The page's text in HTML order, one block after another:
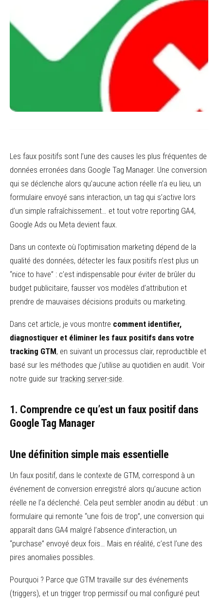
Les faux positifs sont l’une des causes les plus fréquentes de
données erronées dans Google Tag Manager. Une conversion
qui se déclenche alors qu’aucune action réelle n’a eu lieu, un
formulaire envoyé sans interaction, un tag qui s’active lors
d’un simple rafraîchissement… et tout votre reporting GA4,
Google Ads ou Meta devient faux.
Dans un contexte où l’optimisation marketing dépend de la
qualité des données, détecter les faux positifs n’est plus un
“nice to have” : c’est indispensable pour éviter de brûler du
budget publicitaire, fausser vos modèles d’attribution et
prendre de mauvaises décisions produits ou marketing.
Dans cet article, je vous montre comment identifier,
diagnostiquer et éliminer les faux positifs dans votre
tracking GTM, en suivant un processus clair, reproductible et
basé sur les méthodes que j’utilise au quotidien en audit. Voir
notre guide sur tracking server-side.
1. Comprendre ce qu’est un faux positif dans
Google Tag Manager
Une définition simple mais essentielle
Un faux positif, dans le contexte de GTM, correspond à un
événement de conversion enregistré alors qu’aucune action
réelle ne l’a déclenché. Cela peut sembler anodin au début : un
formulaire qui remonte “une fois de trop”, une conversion qui
apparaît dans GA4 malgré l’absence d’interaction, un
“purchase” envoyé deux fois… Mais en réalité, c’est l’une des
pires anomalies possibles.
Pourquoi ? Parce que GTM travaille sur des événements
(triggers), et un trigger trop permissif ou mal configuré peut